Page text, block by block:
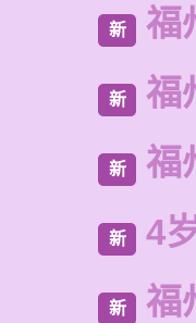
新 福
新 福
新 福
新 4
新 福